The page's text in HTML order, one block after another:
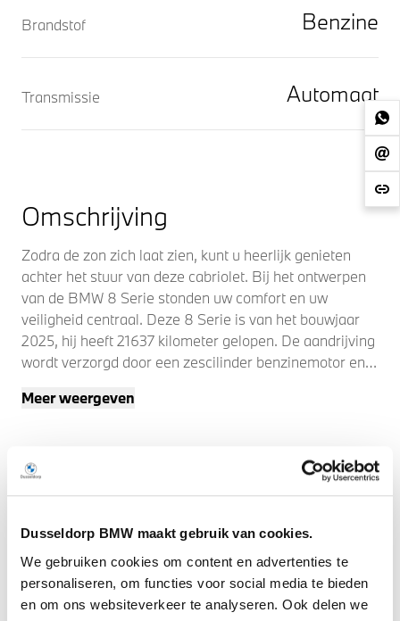
Dusseldorp BMW maakt gebruik van cookies.
We gebruiken cookies om content en advertenties te
personaliseren, om functies voor social media te bieden
en om ons websiteverkeer te analyseren. Ook delen we
Benzine
Brandstof
Automaat
Transmissie
Omschrijving
Zodra de zon zich laat zien, kunt u heerlijk genieten
achter het stuur van deze cabriolet. Bij het ontwerpen
van de BMW 8 Serie stonden uw comfort en uw
veiligheid centraal. Deze 8 Serie is van het bouwjaar
2025, hij heeft 21637 kilometer gelopen. De aandrijving
wordt verzorgd door een zescilinder benzinemotor en
lederen interieur en het slimme gemak van de
en het geheugen is het eenvoudig om hierin de beste
koplampen. Bij de uitrusting van deze BMW horen
onder meer 19 inch lichtmetalen velgen, LED
koplampen, adaptief dempingsysteem, in delen
neerklapbare achterbank, LED-achterlichten en
Meer weergeven